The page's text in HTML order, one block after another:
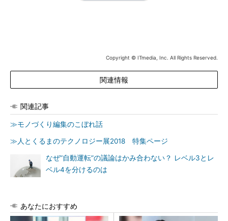
Copyright © ITmedia, Inc. All Rights Reserved.
関連情報
関連記事
≫モノづくり編集のこぼれ話
≫人とくるまのテクノロジー展2018 特集ページ
なぜ“自動運転”の議論はかみ合わない？ レベル3とレ
ベル4を分けるのは
あなたにおすすめ